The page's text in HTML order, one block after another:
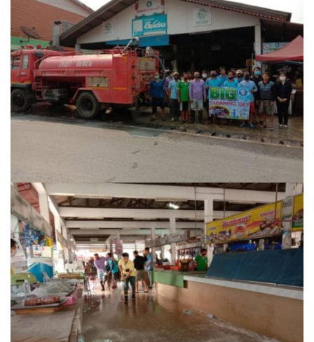
Deply
Go Hight ‘O Village
HOMU Villa
Montha Residence
ก๋างโต้งคอฟฟี่รีสอร์ท
ชมพูภูคารีสอร์ท
ต้นแหลงโฮมสเตย์
ตูบฮิมโต้งโฮมสเตย์
นครน่านอพาร์ทเม้น